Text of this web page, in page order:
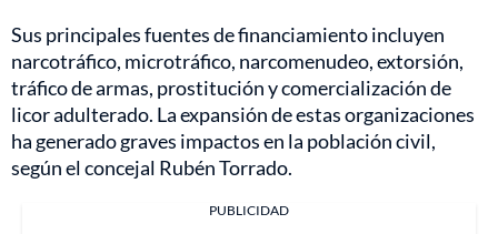
Sus principales fuentes de financiamiento incluyen
narcotráfico, microtráfico, narcomenudeo, extorsión,
tráfico de armas, prostitución y comercialización de
licor adulterado. La expansión de estas organizaciones
ha generado graves impactos en la población civil,
según el concejal Rubén Torrado.
PUBLICIDAD